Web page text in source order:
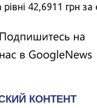
рівні 42,6911 грн